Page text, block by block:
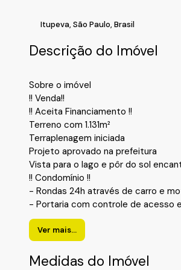
Itupeva, São Paulo, Brasil
Descrição do Imóvel
Sobre o imóvel
!! Venda!!
!! Aceita Financiamento !!
Terreno com 1.131m²
Terraplenagem iniciada
Projeto aprovado na prefeitura
Vista para o lago e pôr do sol
!! Condomínio !!
- Rondas 24h através de carro e
- Portaria com controle de acesso
- Fechamento perimetral com
- Circuito interno de monitoramento
- Fibra ótica atendendo todo o
- Ruas asfaltadas e áreas de
Ver mais...
Medidas do Imóvel